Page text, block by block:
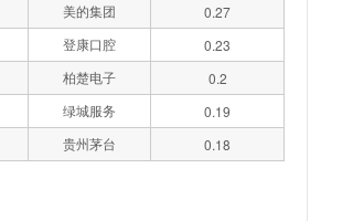
美的集团
0.27
登康口腔
0.23
柏楚电子
0.2
绿城服务
0.19
贵州茅台 0.18